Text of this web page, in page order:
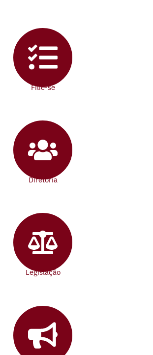
Filie-se
Diretoria
Legislação